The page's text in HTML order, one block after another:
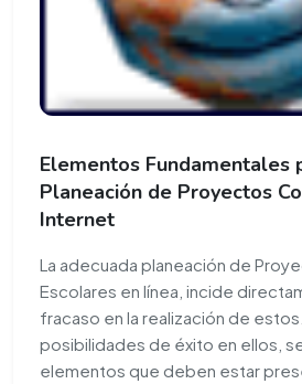
Elementos Fundamentales
Planeación de Proyectos
Internet
La adecuada planeación de
Escolares en línea, incide
fracaso en la realización de
posibilidades de éxito en ellos,
elementos que deben estar